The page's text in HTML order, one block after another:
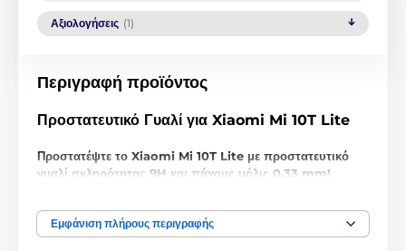
Αξιολογήσεις (1)
Περιγραφή προϊόντος
Προστατευτικό Γυαλί για Xiaomi Mi 10T Lite
Προστατέψτε το Xiaomi Mi 10T Lite με προστατευτικό
γυαλί σκληρότητας 9H και πάχους μόλις 0,33 mm!
προστατευτικό γυαλί για Xiaomi Mi 10T Lite
εξαιρετικής ποιότητας. Όχι μόνο με σκληρότητα 9H
Εμφάνιση πλήρους περιγραφής